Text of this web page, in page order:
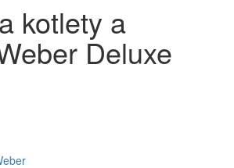
kotlety a
Deluxe